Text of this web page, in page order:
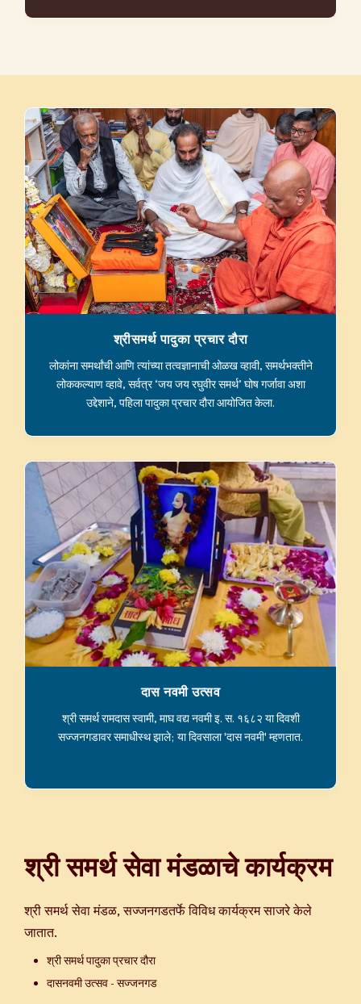
श्रीसमर्थ पादुका प्रचार दौरा
लोकांना समर्थांची आणि त्यांच्या तत्वज्ञानाची ओळख व्हावी, समर्थभक्तीने
लोककल्याण व्हावे, सर्वत्र ‘जय जय रघुवीर समर्थ’ घोष गर्जावा अशा
उद्देशाने, पहिला पादुका प्रचार दौरा आयोजित केला.
दास नवमी उत्सव
श्री समर्थ रामदास स्वामी, माघ वद्य नवमी इ. स. १६८२ या दिवशी
सज्जनगडावर समाधीस्थ झाले; या दिवसाला 'दास नवमी' म्हणतात.
श्री समर्थ सेवा मंडळाचे कार्यक्रम
श्री समर्थ सेवा मंडळ, सज्जनगडतर्फे विविध कार्यक्रम साजरे केले
जातात.
श्री समर्थ पादुका प्रचार दौरा
दासनवमी उत्सव - सज्जनगड